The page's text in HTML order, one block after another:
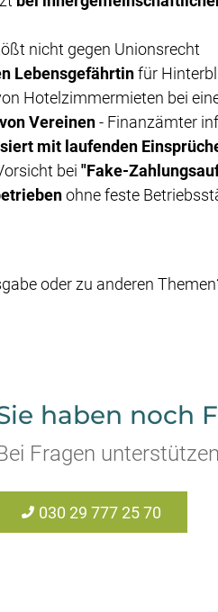
nicht gegen Unionsrecht
Lebensgefährtinfür
Hotelzimmermieten bei
Vereinen- Finanzämter
mit laufenden
bei "Fake-
ohne feste
oder zu anderen
haben noch
Fragen
030 29 777 25 70